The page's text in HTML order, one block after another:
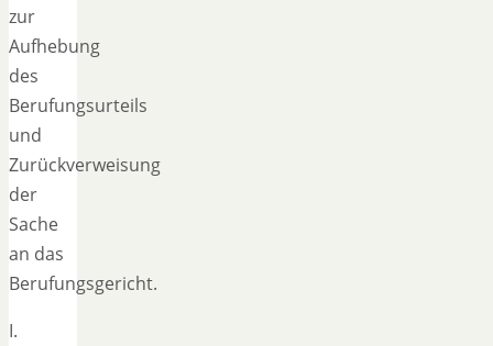
zur
Aufhebung
des
Berufungsurteils
und
Zurückverweisung
der
Sache
an das
Berufungsgericht.
I.